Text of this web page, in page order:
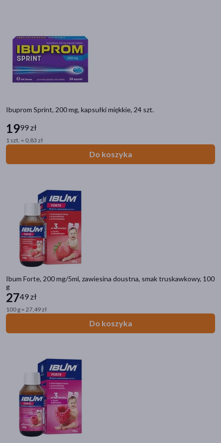
Ibuprom Sprint, 200 mg, kapsułki miękkie, 24 szt.
1999 zł
1 szt. = 0,83 zł
Do koszyka
Ibum Forte, 200 mg/5ml, zawiesina doustna, smak truskawkowy, 100
g
2749 zł
100 g = 27,49 zł
Do koszyka